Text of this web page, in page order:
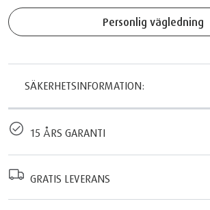
Personlig vägledning
SÄKERHETSINFORMATION:
15 ÅRS GARANTI
GRATIS LEVERANS